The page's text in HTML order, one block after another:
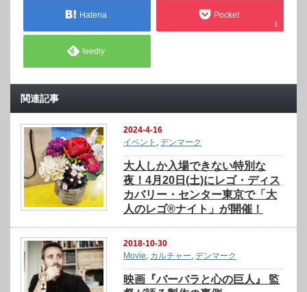
Hatena Pocket
1
feedly
関連記事
2024-4-16
イベント ,デンマーク
大人しか入場できない特別な
夜！4月20日(土)にレゴ・ディス
カバリー・センター東京で「大
人のレゴ®ナイト」が開催！
2018-10-30
Movie, カルチャー,デンマーク
映画『バーバラと心の巨人』 監